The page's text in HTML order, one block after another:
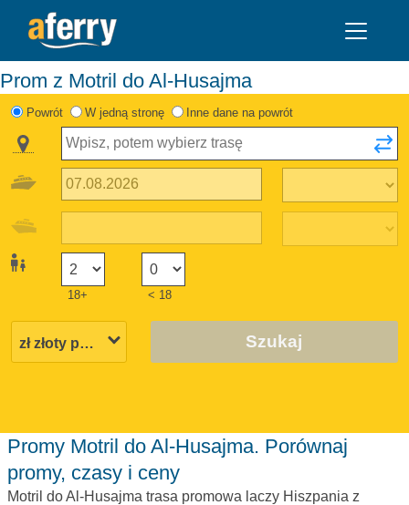
Prom z Motril do Al-Husajma
Powrót W jedną stronę Inne dane na powrót
18+ < 18
Szukaj
Promy Motril do Al-Husajma. Porównaj
promy, czasy i ceny
Motril do Al-Husajma trasa promowa laczy Hiszpania z